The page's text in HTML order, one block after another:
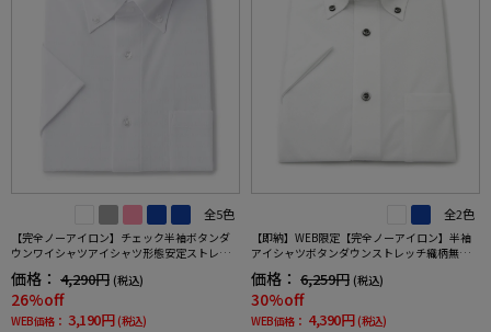
全5色
【完全ノーアイロン】チェック半袖ボタンダ
ウンワイシャツアイシャツ形態安定ストレッ
チ吸水速乾春夏
価格： 4,290円 (税込)
26%off
WEB価格： 3,190円 (税込)
全2色
【即納】WEB限定【完全ノーアイロン】半袖
アイシャツボタンダウンストレッチ織柄無地i-
shirtワイシャツ春夏
価格： 6,259円 (税込)
30%off
WEB価格： 4,390円 (税込)